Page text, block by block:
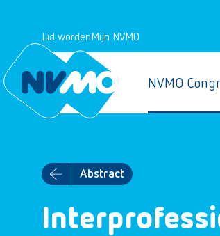
Lid wordenMijn NVMO
NVMO
Abstract